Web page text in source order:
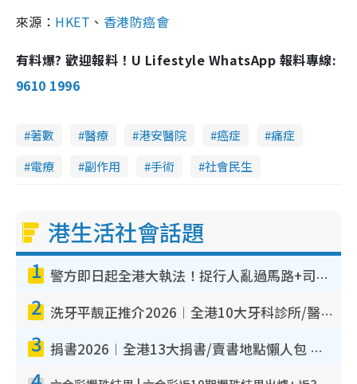
來源： HKET 、 香港防癌會
有料爆? 歡迎報料！U Lifestyle WhatsApp 報料專線:
9610 1996
著數 醫療 港安醫院 癌症
痛症
電療
副作用 手術 社會民生
港生活社會話題
1 警方即日起全港大執法！捉行人亂過馬路+司機不專注駕駛！亂過馬路罰$2000
2 洗牙平靚正推介2026︱全港10大牙科診所/醫院懶人包 夜診至8點/鎮靜潔牙/醫療券適用
3 捐書2026︱全港13大捐書/賣書地點懶人包 二手課本最高$150＋舊書換免費咖啡/戲票